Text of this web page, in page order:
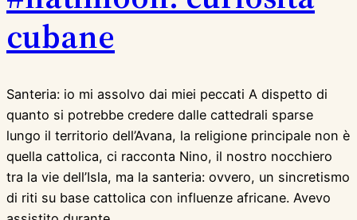
cubane
Santeria: io mi assolvo dai miei peccati A dispetto di
quanto si potrebbe credere dalle cattedrali sparse
lungo il territorio dell’Avana, la religione principale non è
quella cattolica, ci racconta Nino, il nostro nocchiero
tra la vie dell’Isla, ma la santeria: ovvero, un sincretismo
di riti su base cattolica con influenze africane. Avevo